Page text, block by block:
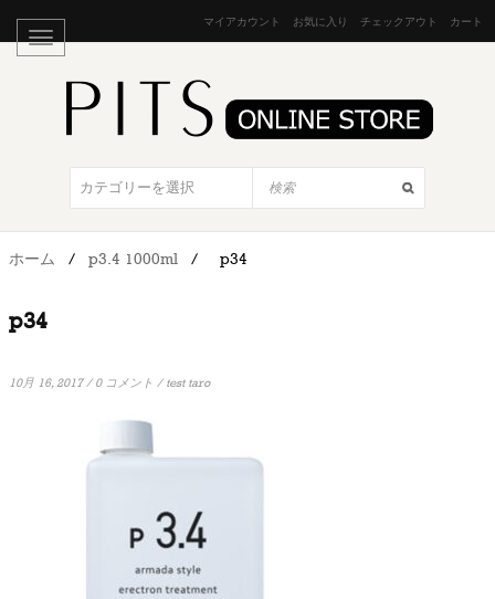
マイアカウント お気に入り チェックアウト カート
ホーム / p3.4 1000ml / p34
p34
10月 16, 2017 /0 コメント /test taro